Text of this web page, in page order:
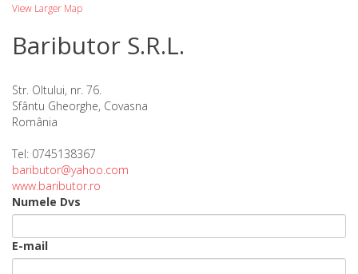
View Larger Map
Baributor S.R.L.
Str. Oltului, nr. 76.
Sfântu Gheorghe, Covasna
România
Tel: 0745138367
baributor@yahoo.com
www.baributor.ro
Numele Dvs
E-mail